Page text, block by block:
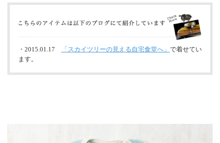
・2015.01.17 「スカイツリーの見える自宅食堂へ」 で着せてい
ます。